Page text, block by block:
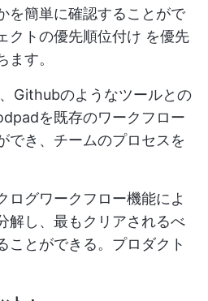
を簡単に確認することがで
クトの優先順位付け を優先
ます。
Githubのようなツールとの
を既存のワークフロー
でき、チームのプロセスを
ログワークフロー機能によ
解し、最もクリアされるべ
ことができる。 プロダクト